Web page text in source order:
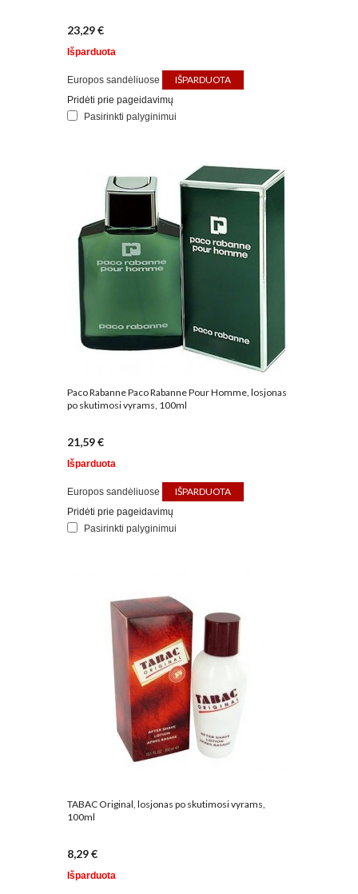
23,29 €
Išparduota
Europos sandėliuose IŠPARDUOTA
Pridėti prie pageidavimų
Pasirinkti palyginimui
Paco Rabanne Paco Rabanne Pour Homme, losjonas
po skutimosi vyrams, 100ml
21,59 €
Išparduota
Europos sandėliuose IŠPARDUOTA
Pridėti prie pageidavimų
Pasirinkti palyginimui
TABAC Original, losjonas po skutimosi vyrams,
100ml
8,29 €
Išparduota